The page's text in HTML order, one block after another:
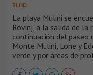
3LHD
La playa Mulini se
Rovinj, a la salida de la
continuación del
Monte Mulini, Lone y
verde y por áreas de